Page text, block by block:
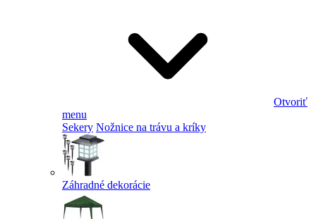
Otvoriť
menu
Sekery Nožnice na trávu a kríky
Záhradné dekorácie